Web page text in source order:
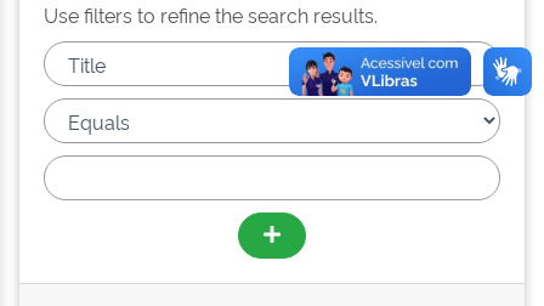
Use filters to refine the search results.